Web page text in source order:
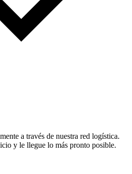
a través de nuestra red logística.
y le llegue lo más pronto posible.